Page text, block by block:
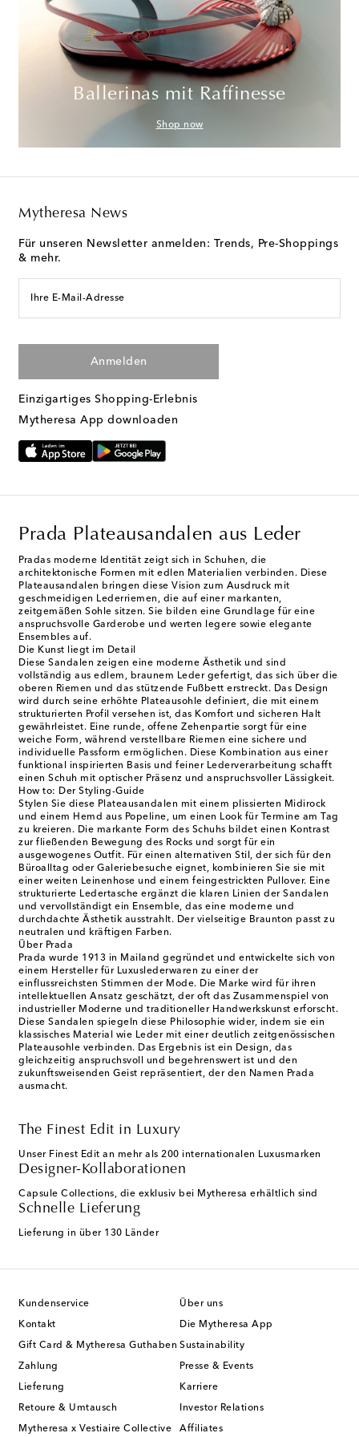
Ballerinas mit Raffinesse
Shop now
Mytheresa News
Für unseren Newsletter anmelden: Trends, Pre-Shoppings
& mehr.
Ihre E-Mail-Adresse
Anmelden
Einzigartiges Shopping-Erlebnis
Mytheresa App downloaden
Prada Plateausandalen aus Leder
Pradas moderne Identität zeigt sich in Schuhen, die
architektonische Formen mit edlen Materialien verbinden. Diese
Plateausandalen bringen diese Vision zum Ausdruck mit
geschmeidigen Lederriemen, die auf einer markanten,
zeitgemäßen Sohle sitzen. Sie bilden eine Grundlage für eine
anspruchsvolle Garderobe und werten legere sowie elegante
Ensembles auf.
Die Kunst liegt im Detail
Diese Sandalen zeigen eine moderne Ästhetik und sind
vollständig aus edlem, braunem Leder gefertigt, das sich über die
oberen Riemen und das stützende Fußbett erstreckt. Das Design
wird durch seine erhöhte Plateausohle definiert, die mit einem
strukturierten Profil versehen ist, das Komfort und sicheren Halt
gewährleistet. Eine runde, offene Zehenpartie sorgt für eine
weiche Form, während verstellbare Riemen eine sichere und
individuelle Passform ermöglichen. Diese Kombination aus einer
funktional inspirierten Basis und feiner Lederverarbeitung schafft
einen Schuh mit optischer Präsenz und anspruchsvoller Lässigkeit.
How to: Der Styling-Guide
Stylen Sie diese Plateausandalen mit einem plissierten Midirock
und einem Hemd aus Popeline, um einen Look für Termine am Tag
zu kreieren. Die markante Form des Schuhs bildet einen Kontrast
zur fließenden Bewegung des Rocks und sorgt für ein
ausgewogenes Outfit. Für einen alternativen Stil, der sich für den
Büroalltag oder Galeriebesuche eignet, kombinieren Sie sie mit
einer weiten Leinenhose und einem feingestrickten Pullover. Eine
strukturierte Ledertasche ergänzt die klaren Linien der Sandalen
und vervollständigt ein Ensemble, das eine moderne und
durchdachte Ästhetik ausstrahlt. Der vielseitige Braunton passt zu
neutralen und kräftigen Farben.
Über Prada
Prada wurde 1913 in Mailand gegründet und entwickelte sich von
einem Hersteller für Luxuslederwaren zu einer der
einflussreichsten Stimmen der Mode. Die Marke wird für ihren
intellektuellen Ansatz geschätzt, der oft das Zusammenspiel von
industrieller Moderne und traditioneller Handwerkskunst erforscht.
Diese Sandalen spiegeln diese Philosophie wider, indem sie ein
klassisches Material wie Leder mit einer deutlich zeitgenössischen
Plateausohle verbinden. Das Ergebnis ist ein Design, das
gleichzeitig anspruchsvoll und begehrenswert ist und den
zukunftsweisenden Geist repräsentiert, der den Namen Prada
ausmacht.
The Finest Edit in Luxury
Unser Finest Edit an mehr als 200 internationalen Luxusmarken
Designer-Kollaborationen
Capsule Collections, die exklusiv bei Mytheresa erhältlich sind
Schnelle Lieferung
Lieferung in über 130 Länder
Kundenservice
Kontakt
Gift Card & Mytheresa Guthaben
Zahlung
Lieferung
Retoure & Umtausch
Mytheresa x Vestiaire Collective
Über uns
Die Mytheresa App
Sustainability
Presse & Events
Karriere
Investor Relations
Affiliates